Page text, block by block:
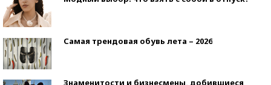
Самая трендовая обувь лета – 2026
Знаменитости и бизнесмены, добившиеся